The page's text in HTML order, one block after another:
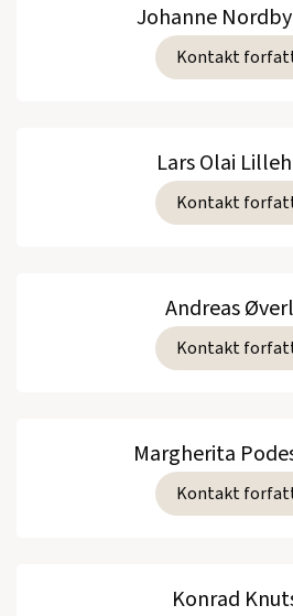
Johanne
Kontakt
Lars Olai
Kontakt
Andreas
Kontakt
Margherita
Kontakt
Konrad